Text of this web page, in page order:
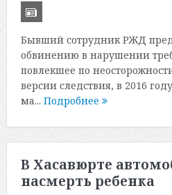
Бывший сотрудник РЖД
обвинению в нарушении
повлекшее по
версии следствия, в 2016
ма... Подробнее
В Хасавюрте
насмерть ребенка